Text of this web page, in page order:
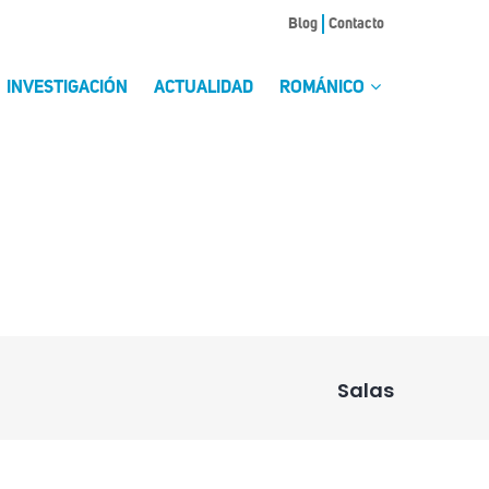
Blog Contacto
INVESTIGACIÓN ACTUALIDAD ROMÁNICO
Salas